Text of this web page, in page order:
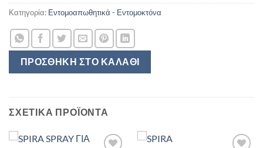
ΠΡΟΣΘΉΚΗ ΣΤΟ ΚΑΛΆΘΙ
Κατηγορία: Εντομοαπωθητικά - Εντομοκτόνα
ΣΧΕΤΙΚΆ ΠΡΟΪΌΝΤΑ